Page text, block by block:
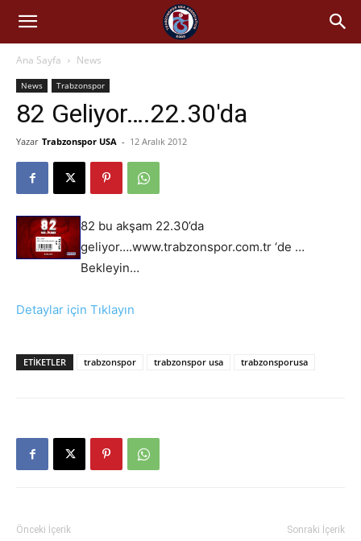
Ana Sayfa News
News Trabzonspor
82 Geliyor….22.30'da
Yazar Trabzonspor USA - 12 Aralık 2012
82 bu akşam 22.30’da
geliyor….www.trabzonspor.com.tr ‘de …
Bekleyin…
Detaylar için Tıklayın
ETIKETLER trabzonspor trabzonspor usa trabzonsporusa
Önceki İçerik Sonraki İçerik